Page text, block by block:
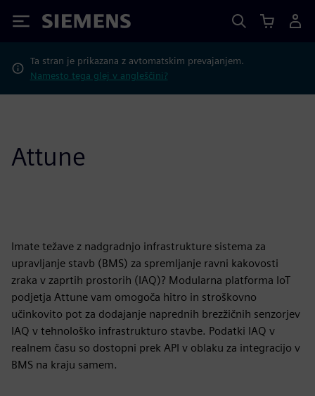
Siemens
Ta stran je prikazana z avtomatskim prevajanjem.
Namesto tega glej v angleščini?
Attune
Imate težave z nadgradnjo infrastrukture sistema za
upravljanje stavb (BMS) za spremljanje ravni kakovosti
zraka v zaprtih prostorih (IAQ)? Modularna platforma IoT
podjetja Attune vam omogoča hitro in stroškovno
učinkovito pot za dodajanje naprednih brezžičnih senzorjev
IAQ v tehnološko infrastrukturo stavbe. Podatki IAQ v
realnem času so dostopni prek API v oblaku za integracijo v
BMS na kraju samem.